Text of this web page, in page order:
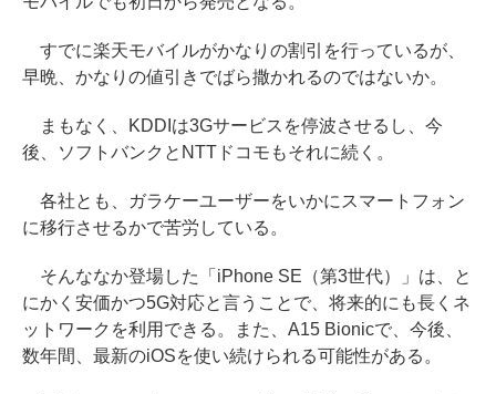
すでに楽天モバイルがかなりの割引を行っているが、
早晩、かなりの値引きでばら撒かれるのではないか。
まもなく、KDDIは3Gサービスを停波させるし、今
後、ソフトバンクとNTTドコモもそれに続く。
各社とも、ガラケーユーザーをいかにスマートフォン
に移行させるかで苦労している。
そんななか登場した「iPhone SE（第3世代）」は、と
にかく安価かつ5G対応と言うことで、将来的にも長くネ
ットワークを利用できる。また、A15 Bionicで、今後、
数年間、最新のiOSを使い続けられる可能性がある。